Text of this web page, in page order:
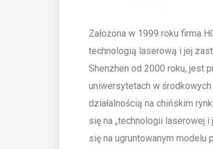
Założona w 1999 roku firma
technologią laserową i jej
Shenzhen od 2000 roku, jest
uniwersytetach w
działalnością na chińskim
się na „technologii laserowej i
się na ugruntowanym